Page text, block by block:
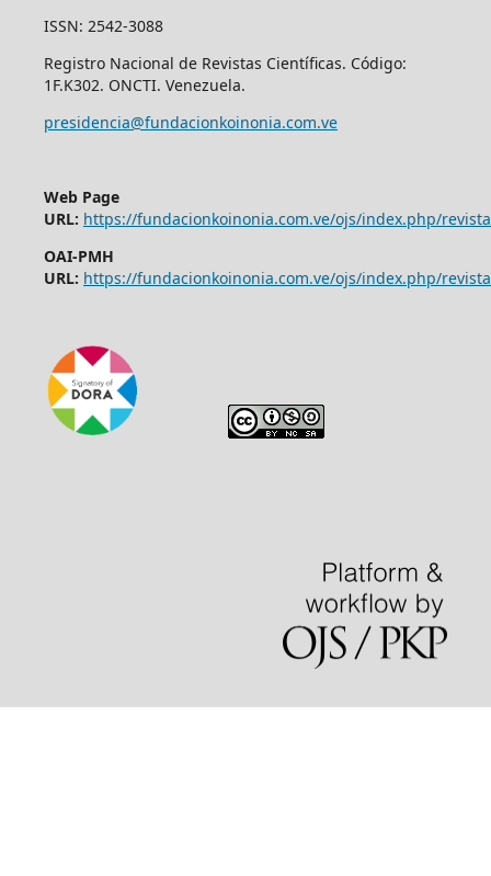
ISSN: 2542-3088
Registro Nacional de Revistas Científicas. Código:
1F.K302. ONCTI. Venezuela.
presidencia@fundacionkoinonia.com.ve
Web Page
URL: https://fundacionkoinonia.com.ve/ojs/index.php/
OAI-PMH
URL: https://fundacionkoinonia.com.ve/ojs/index.php/